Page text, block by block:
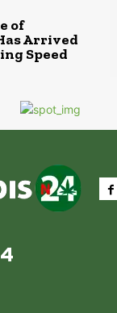
of
Arrived
Speed